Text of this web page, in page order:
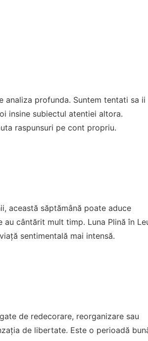
analiza profunda. Suntem tentati sa ii
insine subiectul atentiei altora.
raspunsuri pe cont propriu.
această săptămână poate aduce
cântărit mult timp. Luna Plină în
sentimentală mai intensă.
de redecorare, reorganizare sau
de libertate. Este o perioadă